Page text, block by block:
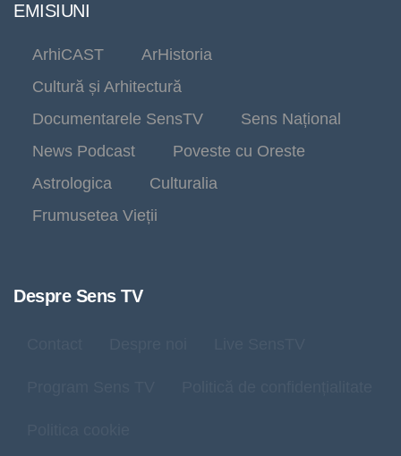
EMISIUNI
ArhiCAST
ArHistoria
Cultură și Arhitectură
Documentarele SensTV
Sens Național
News Podcast
Poveste cu Oreste
Astrologica
Culturalia
Frumusetea Vieții
Despre Sens TV